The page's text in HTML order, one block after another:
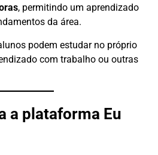
, permitindo um aprendizado
da área.
podem estudar no próprio
com trabalho ou outras
a plataforma Eu